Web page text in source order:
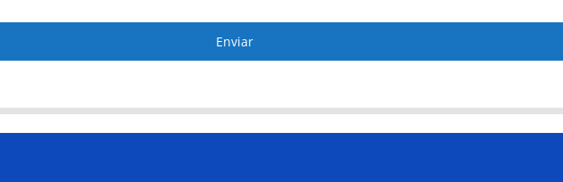
Enviar